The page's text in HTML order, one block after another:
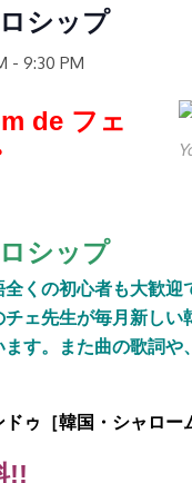
シップ
-9:30 PM
de フェ
シップ
くの初心者も大歓迎
チェ先生が毎月新しい
す。また曲の歌詞や
ゥ［韓国・シャロー
!!